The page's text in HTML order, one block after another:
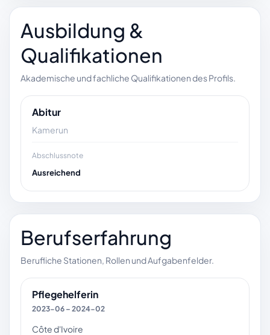
Ausbildung &
Qualifikationen
Akademische und fachliche Qualifikationen des Profils.
Abitur
Kamerun
Abschlussnote
Ausreichend
Berufserfahrung
Berufliche Stationen, Rollen und Aufgabenfelder.
Pflegehelferin
2023-06 – 2024-02
Côte d'Ivoire